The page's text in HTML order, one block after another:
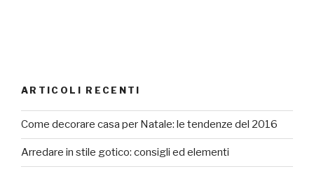
ARTICOLI RECENTI
Come decorare casa per Natale: le tendenze del 2016
Arredare in stile gotico: consigli ed elementi